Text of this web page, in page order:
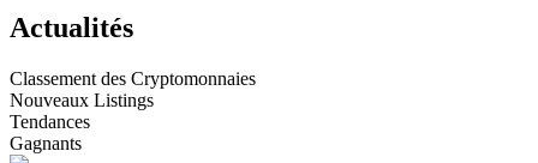
Actualités
Classement des Cryptomonnaies
Nouveaux Listings
Tendances
Gagnants